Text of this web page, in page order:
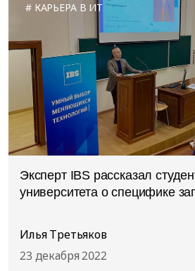
КАРЬЕРА В ИТ
Эксперт IBS рассказал
университета о специфике
Илья Третьяков
23 декабря 2022